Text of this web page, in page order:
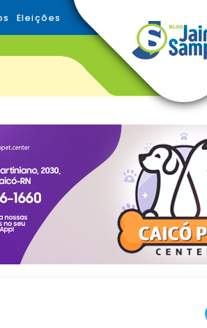
Eleições